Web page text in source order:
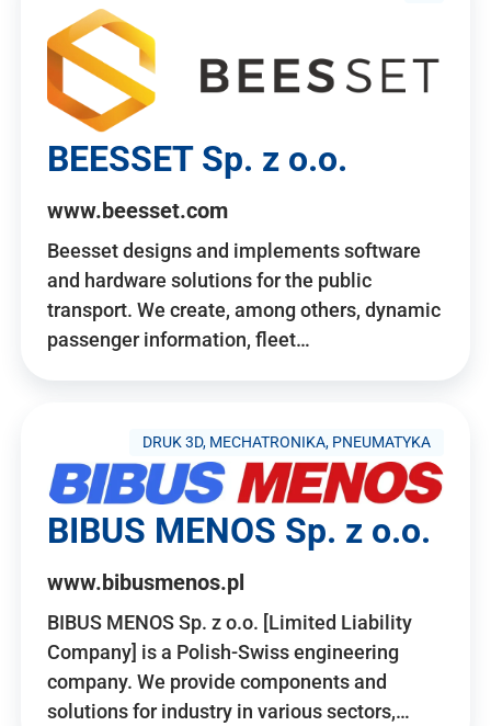
BEESSET Sp. z o.o.
www.beesset.com
Beesset designs and implements software
and hardware solutions for the public
transport. We create, among others, dynamic
passenger information, fleet…
DRUK 3D, MECHATRONIKA, PNEUMATYKA
BIBUS MENOS Sp. z o.o.
www.bibusmenos.pl
BIBUS MENOS Sp. z o.o. [Limited Liability
Company] is a Polish-Swiss engineering
company. We provide components and
solutions for industry in various sectors,…